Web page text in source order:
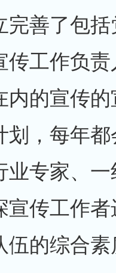
完善了包
传工作负
内的宣传
划，每年
业专家、
宣传工作
伍的综合素